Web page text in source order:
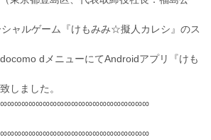
ャルゲーム『けもみみ☆擬人カレシ』のス
dメニューにてAndroidアプリ『けも
しました。